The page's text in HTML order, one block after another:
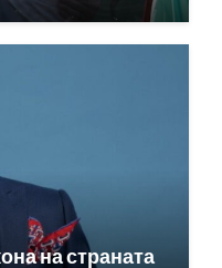
на страната